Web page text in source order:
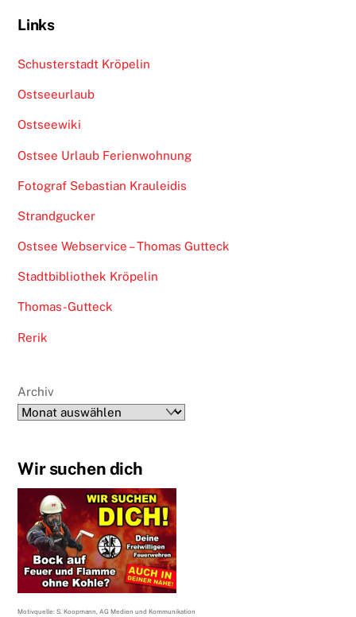
Links
Schusterstadt Kröpelin
Ostseeurlaub
Ostseewiki
Ostsee Urlaub Ferienwohnung
Fotograf Sebastian Krauleidis
Strandgucker
Ostsee Webservice – Thomas Gutteck
Stadtbibliothek Kröpelin
Thomas-Gutteck
Rerik
Archiv
Wir suchen dich
Motivquelle: S. Koopmann, AG Medien und Kommunikation